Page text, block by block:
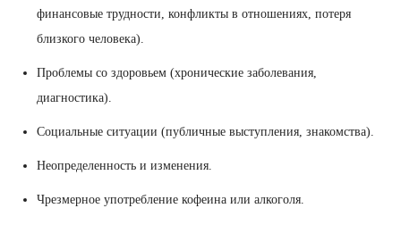
финансовые трудности, конфликты в отношениях, потеря
близкого человека).
Проблемы со здоровьем (хронические заболевания,
диагностика).
Социальные ситуации (публичные выступления, знакомства).
Неопределенность и изменения.
Чрезмерное употребление кофеина или алкоголя.